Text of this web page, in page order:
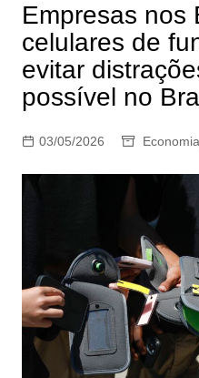
Empresas nos
celulares de
evitar
possível no
03/05/2026 Economia